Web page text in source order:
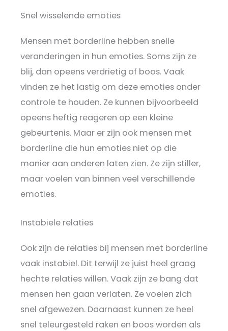
Snel wisselende emoties
Mensen met borderline hebben snelle
veranderingen in hun emoties. Soms zijn ze
blij, dan opeens verdrietig of boos. Vaak
vinden ze het lastig om deze emoties onder
controle te houden. Ze kunnen bijvoorbeeld
opeens heftig reageren op een kleine
gebeurtenis. Maar er zijn ook mensen met
borderline die hun emoties niet op die
manier aan anderen laten zien. Ze zijn stiller,
maar voelen van binnen veel verschillende
emoties.
Instabiele relaties
Ook zijn de relaties bij mensen met borderline
vaak instabiel. Dit terwijl ze juist heel graag
hechte relaties willen. Vaak zijn ze bang dat
mensen hen gaan verlaten. Ze voelen zich
snel afgewezen. Daarnaast kunnen ze heel
snel teleurgesteld raken en boos worden als